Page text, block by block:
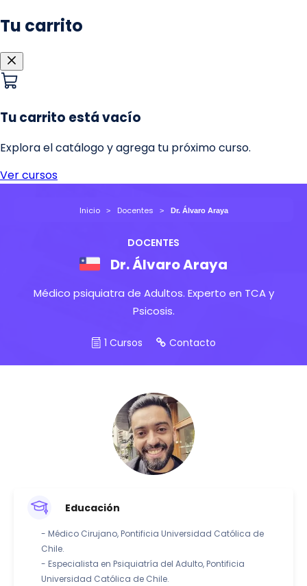
Inicio Docentes Dr. Álvaro Araya
DOCENTES
Dr. Álvaro Araya
Médico psiquiatra de Adultos. Experto en TCA y
Psicosis.
1 Cursos Contacto
Educación
- Médico Cirujano, Pontificia Universidad Católica de
Chile.
- Especialista en Psiquiatría del Adulto, Pontificia
Universidad Católica de Chile.